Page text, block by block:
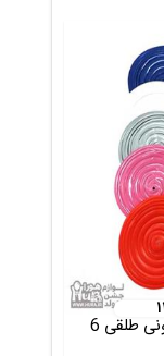
آویز بازشو پیچک حلزونی طلقی 6